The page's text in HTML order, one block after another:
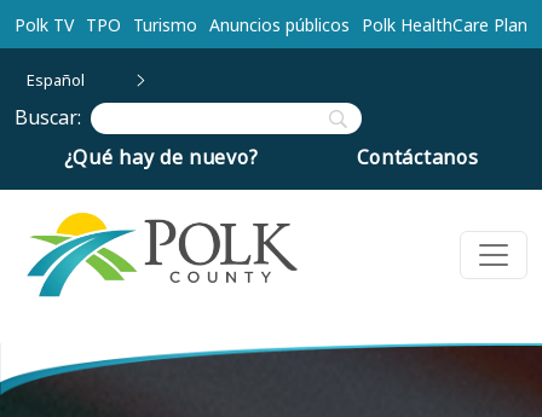
Ir al contenido principal
Polk TV TPO Turismo Anuncios públicos Polk HealthCare Plan
Español
Buscar:
¿Qué hay de nuevo?
Contáctanos